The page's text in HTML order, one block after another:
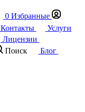
0 Избранные
Контакты
Услуги
Лицензии
Поиск
Блог